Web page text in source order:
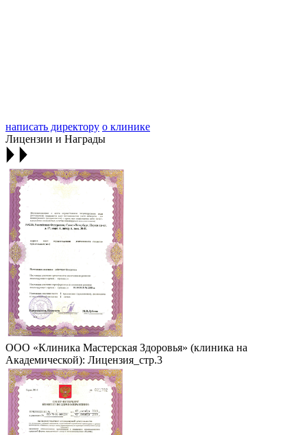
написать директору о клинике
Лицензии и Награды
ООО «Клиника Мастерская Здоровья» (клиника на
Академической): Лицензия_стр.3